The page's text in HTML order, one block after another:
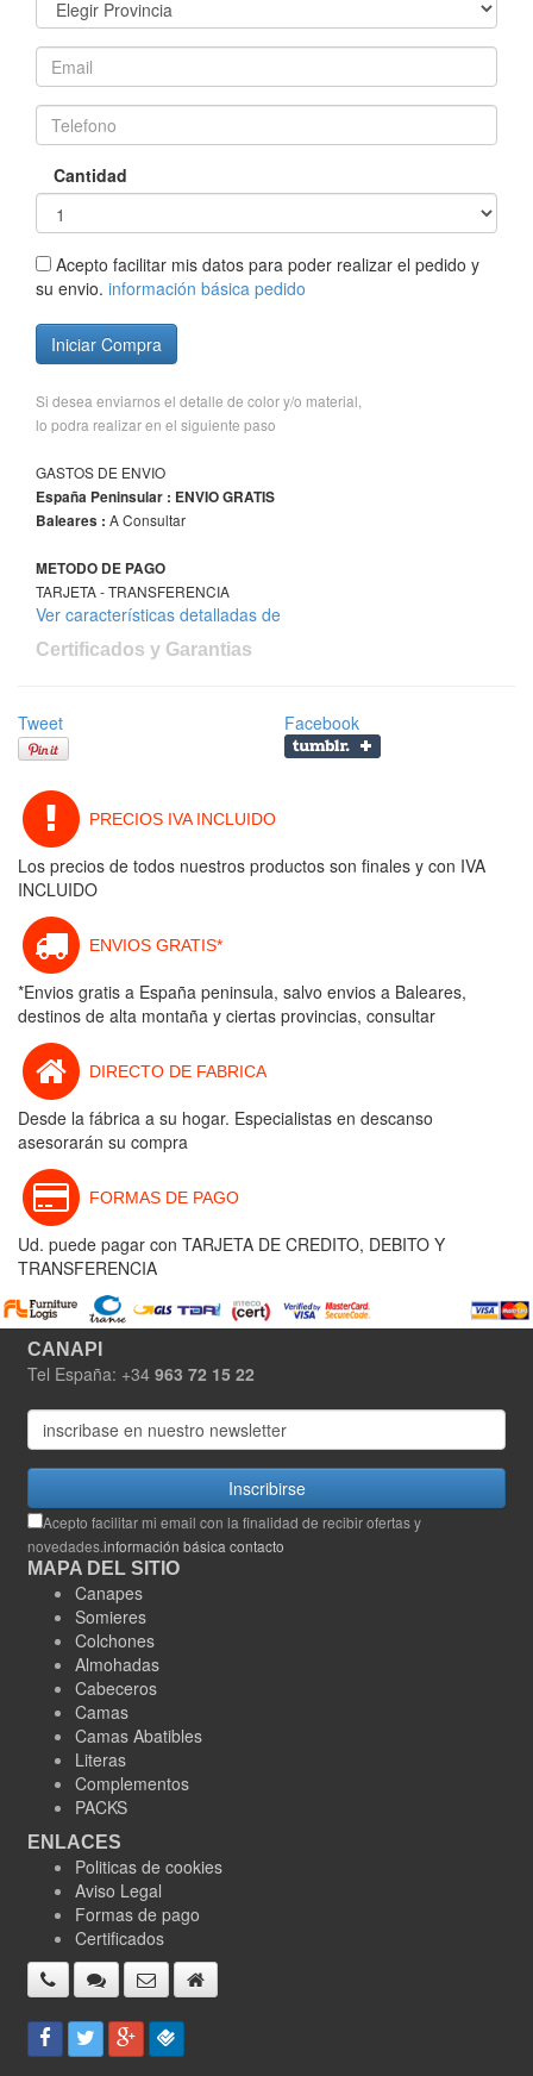
Cantidad
Acepto facilitar mis datos para poder realizar el pedido y
su envio. información básica pedido
Iniciar Compra
Si desea enviarnos el detalle de color y/o material,
lo podra realizar en el siguiente paso
GASTOS DE ENVIO
España Peninsular : ENVIO GRATIS
Baleares : A Consultar
METODO DE PAGO
TARJETA - TRANSFERENCIA
Ver características detalladas de
Certificados y Garantias
Tweet Facebook
PRECIOS IVA INCLUIDO
Los precios de todos nuestros productos son finales y con IVA
INCLUIDO
ENVIOS GRATIS*
*Envios gratis a España peninsula, salvo envios a Baleares,
destinos de alta montaña y ciertas provincias, consultar
DIRECTO DE FABRICA
Desde la fábrica a su hogar. Especialistas en descanso
asesorarán su compra
FORMAS DE PAGO
Ud. puede pagar con TARJETA DE CREDITO, DEBITO Y
TRANSFERENCIA
CANAPI
Tel España: +34 963 72 15 22
Inscribirse
Acepto facilitar mi email con la finalidad de recibir ofertas y
novedades.información básica contacto
MAPA DEL SITIO
Canapes
Somieres
Colchones
Almohadas
Cabeceros
Camas
Camas Abatibles
Literas
Complementos
PACKS
ENLACES
Politicas de cookies
Aviso Legal
Formas de pago
Certificados